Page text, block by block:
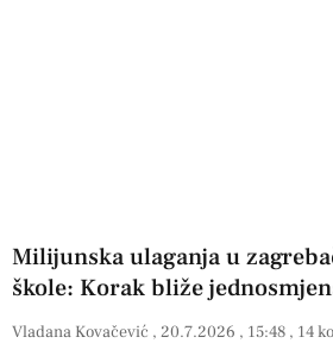
Milijunska ulaganja u
škole: Korak bliže
Vladana Kovačević 20.7.2026 15:48 14